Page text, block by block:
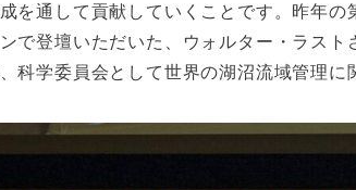
を通して貢献していくことです。昨年
で登壇いただいた、ウォルター・ラス
科学委員会として世界の湖沼流域管理に